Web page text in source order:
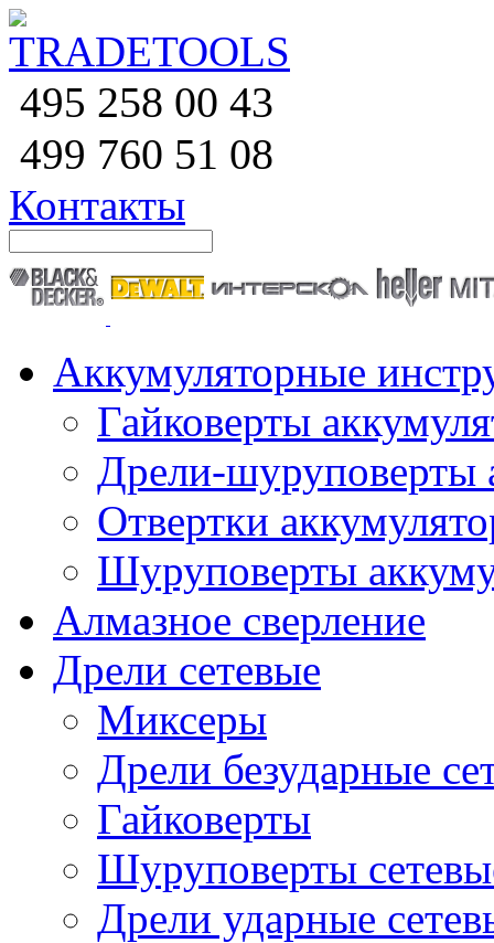
495 258 00 43
499 760 51 08
Контакты
Аккумуляторные
Гайковерты
Дрели-шуруповерты
Отвертки
Шуруповерты
Алмазное сверление
Дрели сетевые
Миксеры
Дрели безударные
Гайковерты
Шуруповерты
Дрели ударные